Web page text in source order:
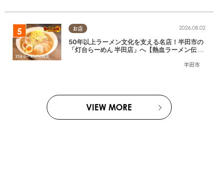
お店
半田市
2026.08.02
50年以上ラーメン文化を支える名店！半田市の
「灯台らーめん 半田店」へ【熱血ラーメン伝 8
VIEW MORE